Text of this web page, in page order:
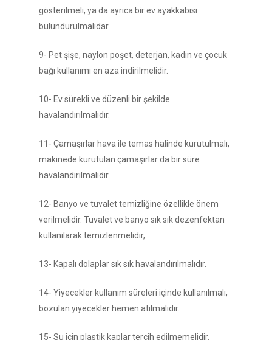
gösterilmeli, ya da ayrıca bir ev ayakkabısı
bulundurulmalıdar.
9- Pet şişe, naylon poşet, deterjan, kadın ve çocuk
bağı kullanımı en aza indirilmelidir.
10- Ev sürekli ve düzenli bir şekilde
havalandırılmalıdır.
11- Çamaşırlar hava ile temas halinde kurutulmalı,
makinede kurutulan çamaşırlar da bir süre
havalandırılmalıdır.
12- Banyo ve tuvalet temizliğine özellikle önem
verilmelidir. Tuvalet ve banyo sık sık dezenfektan
kullanılarak temizlenmelidir,
13- Kapalı dolaplar sık sık havalandırılmalıdır.
14- Yiyecekler kullanım süreleri içinde kullanılmalı,
bozulan yiyecekler hemen atılmalıdır.
15- Su için plastik kaplar tercih edilmemelidir.